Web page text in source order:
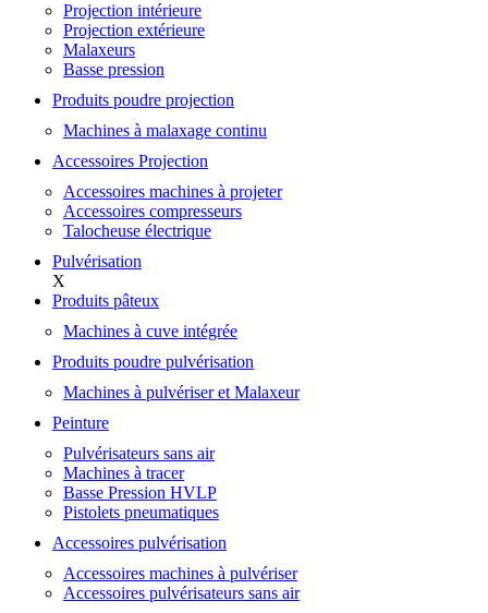
Projection intérieure
Projection extérieure
Malaxeurs
Basse pression
Produits poudre projection
Machines à malaxage continu
Accessoires Projection
Accessoires machines à projeter
Accessoires compresseurs
Talocheuse électrique
Pulvérisation
X
Produits pâteux
Machines à cuve intégrée
Produits poudre pulvérisation
Machines à pulvériser et Malaxeur
Peinture
Pulvérisateurs sans air
Machines à tracer
Basse Pression HVLP
Pistolets pneumatiques
Accessoires pulvérisation
Accessoires machines à pulvériser
Accessoires pulvérisateurs sans air